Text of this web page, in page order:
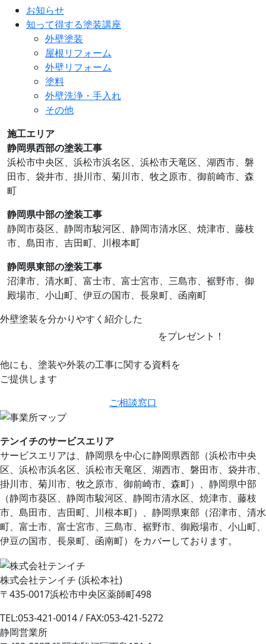
お知らせ
知って得する塗装講座
外壁塗装
屋根リフォーム
外壁リフォーム
塗料
外壁洗浄・手入れ
その他
施工エリア
静岡県西部の塗装工事
浜松市中央区、浜松市浜名区、浜松市天竜区、湖⻄市、磐
田市、袋井市、掛川市、菊川市、牧之原市、御前崎市、森
町
静岡県中部の塗装工事
静岡市葵区、静岡市駿河区、静岡市清水区、焼津市、藤枝
市、島田市、吉田町、川根本町
静岡県東部の塗装工事
沼津市、清水町、富士市、富士宮市、三島市、裾野市、御
殿場市、小山町、伊豆の国市、⻑泉町、函南町
外壁塗装を分かりやすく紹介した
をプレゼント！
他にも、塗装や外装の工事に関する資料を
ご提供します
ご相談窓口
テンイチのサービスエリア
サービスエリアは、静岡県を中心に静岡県⻄部（浜松市中央
区、浜松市浜名区、浜松市天竜区、湖⻄市、磐田市、袋井市、
掛川市、菊川市、牧之原市、御前崎市、森町）、静岡県中部
（静岡市葵区、静岡市駿河区、静岡市清水区、焼津市、藤枝
市、島田市、吉田町、川根本町）、静岡県東部（沼津市、清水
町、富士市、富士宮市、三島市、裾野市、御殿場市、小山町、
伊豆の国市、⻑泉町、函南町）をカバーしております。
株式会社テンイチ (浜松本社)
〒435-0017浜松市中央区薬師町498
TEL:053-421-0014 / FAX:053-421-5272
静岡営業所